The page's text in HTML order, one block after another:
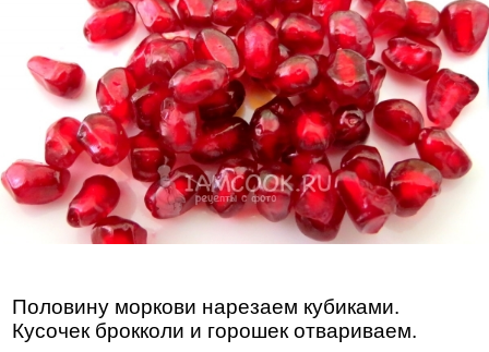
Половину моркови нарезаем кубиками.
Кусочек брокколи и горошек отвариваем.